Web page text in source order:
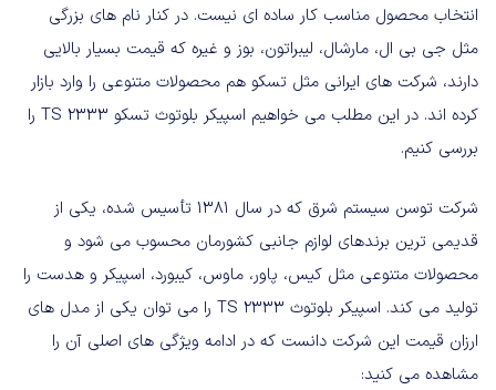
انتخاب محصول مناسب کار ساده ای نیست. در کنار نام های بزرگی
مثل جی بی ال، مارشال، لیبراتون، بوز و غیره که قیمت بسیار بالایی
دارند، شرکت های ایرانی مثل تسکو هم محصولات متنوعی را وارد بازار
کرده اند. در این مطلب می خواهیم اسپیکر بلوتوث تسکو TS 2333 را
بررسی کنیم.
شرکت توسن سیستم شرق که در سال 1381 تأسیس شده، یکی از
قدیمی ترین برندهای لوازم جانبی کشورمان محسوب می شود و
محصولات متنوعی مثل کیس، پاور، ماوس، کیبورد، اسپیکر و هدست را
تولید می کند. اسپیکر بلوتوث TS 2333 را می توان یکی از مدل های
ارزان قیمت این شرکت دانست که در ادامه ویژگی های اصلی آن را
مشاهده می کنید: